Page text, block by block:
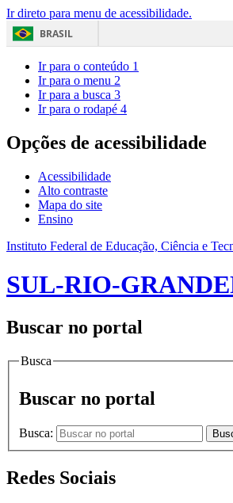
Ir direto para menu de acessibilidade.
BRASIL
Acesso
Ir para o conteúdo 1
Ir para o menu 2
Ir para a busca 3
Ir para o rodapé 4
Opções de acessibilidade
Acessibilidade
Alto contraste
Mapa do site
Ensino
Instituto Federal de Educação, Ciência e
SUL-RIO-
Buscar no portal
Busca
Buscar no portal
Busca:
Redes Sociais